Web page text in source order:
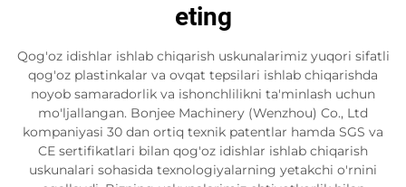
eting
Qog'oz idishlar ishlab chiqarish uskunalarimiz yuqori sifatli
qog'oz plastinkalar va ovqat tepsilari ishlab chiqarishda
noyob samaradorlik va ishonchlilikni ta'minlash uchun
mo'ljallangan. Bonjee Machinery (Wenzhou) Co., Ltd
kompaniyasi 30 dan ortiq texnik patentlar hamda SGS va
CE sertifikatlari bilan qog'oz idishlar ishlab chiqarish
uskunalari sohasida texnologiyalarning yetakchi o'rnini